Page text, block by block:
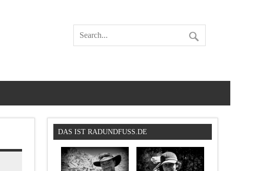
DAS IST RADUNDFUSS.DE